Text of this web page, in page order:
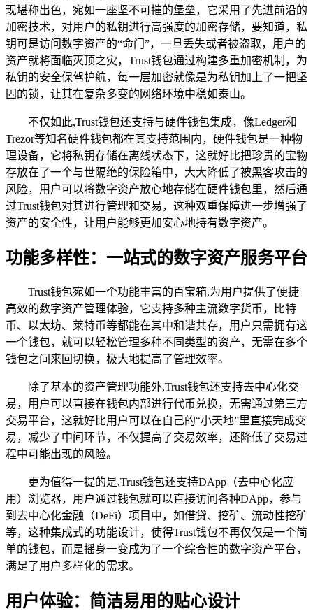
现堪称出色，宛如一座坚不可摧的堡垒，它采用了先进前沿的
加密技术，对用户的私钥进行高强度的加密存储，要知道，私
钥可是访问数字资产的“命门”，一旦丢失或者被盗取，用户的
资产就将面临灭顶之灾，Trust钱包通过构建多重加密机制，为
私钥的安全保驾护航，每一层加密就像是为私钥加上了一把坚
固的锁，让其在复杂多变的网络环境中稳如泰山。
不仅如此,Trust钱包还支持与硬件钱包集成，像Ledger和
Trezor等知名硬件钱包都在其支持范围内，硬件钱包是一种物
理设备，它将私钥存储在离线状态下，这就好比把珍贵的宝物
存放在了一个与世隔绝的保险箱中，大大降低了被黑客攻击的
风险，用户可以将数字资产放心地存储在硬件钱包里，然后通
过Trust钱包对其进行管理和交易，这种双重保障进一步增强了
资产的安全性，让用户能够更加安心地持有数字资产。
功能多样性：一站式的数字资产服务平台
Trust钱包宛如一个功能丰富的百宝箱,为用户提供了便捷
高效的数字资产管理体验，它支持多种主流数字货币，比特
币、以太坊、莱特币等都能在其中和谐共存，用户只需拥有这
一个钱包，就可以轻松管理多种不同类型的资产，无需在多个
钱包之间来回切换，极大地提高了管理效率。
除了基本的资产管理功能外,Trust钱包还支持去中心化交
易，用户可以直接在钱包内部进行代币兑换，无需通过第三方
交易平台，这就好比用户可以在自己的“小天地”里直接完成交
易，减少了中间环节，不仅提高了交易效率，还降低了交易过
程中可能出现的风险。
更为值得一提的是,Trust钱包还支持DApp（去中心化应
用）浏览器，用户通过钱包就可以直接访问各种DApp，参与
到去中心化金融（DeFi）项目中，如借贷、挖矿、流动性挖矿
等，这种集成式的功能设计，使得Trust钱包不再仅仅是一个简
单的钱包，而是摇身一变成为了一个综合性的数字资产平台，
满足了用户多样化的需求。
用户体验：简洁易用的贴心设计